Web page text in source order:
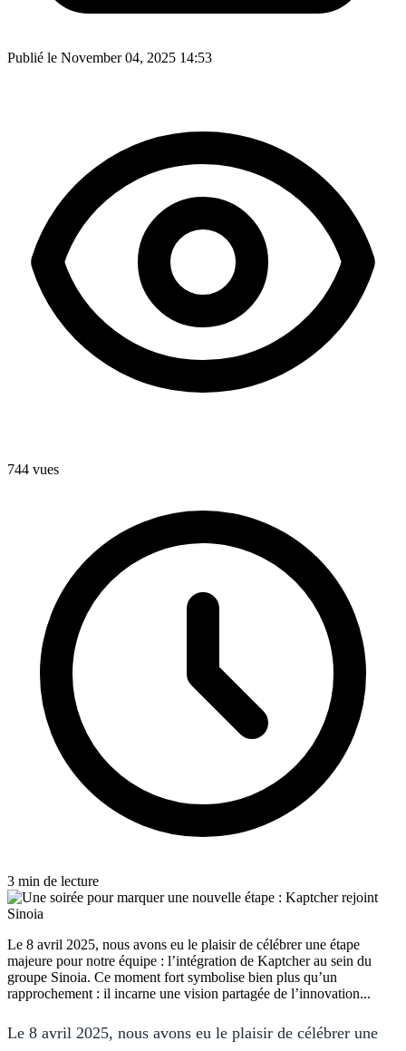
Publié le November 04, 2025 14:53
744 vues
3 min de lecture
Le 8 avril 2025, nous avons eu le plaisir de célébrer une étape
majeure pour notre équipe : l’intégration de Kaptcher au sein du
groupe Sinoia. Ce moment fort symbolise bien plus qu’un
rapprochement : il incarne une vision partagée de l’innovation...
Le 8 avril 2025, nous avons eu le plaisir de célébrer une